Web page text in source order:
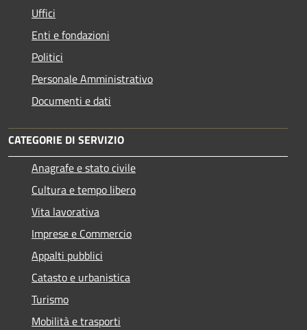
Uffici
Enti e fondazioni
Politici
Personale Amministrativo
Documenti e dati
CATEGORIE DI SERVIZIO
Anagrafe e stato civile
Cultura e tempo libero
Vita lavorativa
Imprese e Commercio
Appalti pubblici
Catasto e urbanistica
Turismo
Mobilità e trasporti